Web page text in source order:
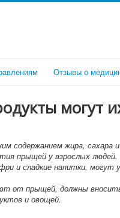
Отзывы о
могут
содержанием жира, сахара и
прыщей у взрослых людей.
и сладкие напитки, могут
от прыщей, должны
и овощей.